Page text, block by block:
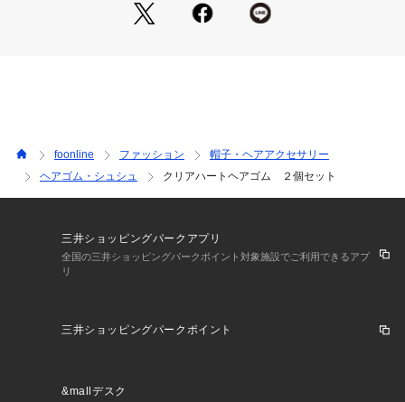
foonline ファッション
帽子・ヘアアクセサリー
ヘアゴム・シュシュ
クリアハートヘアゴム ２個セット
三井ショッピングパークアプリ
全国の三井ショッピングパークポイント対象施設でご利用できるアプ
リ
三井ショッピングパークポイント
&mallデスク